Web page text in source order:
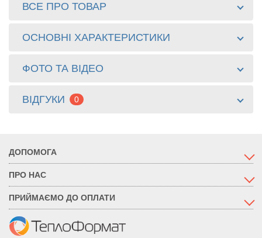
ВСЕ ПРО ТОВАР
ОСНОВНІ ХАРАКТЕРИСТИКИ
ФОТО ТА ВІДЕО
ВІДГУКИ 0
ДОПОМОГА
ПРО НАС
ПРИЙМАЄМО ДО ОПЛАТИ